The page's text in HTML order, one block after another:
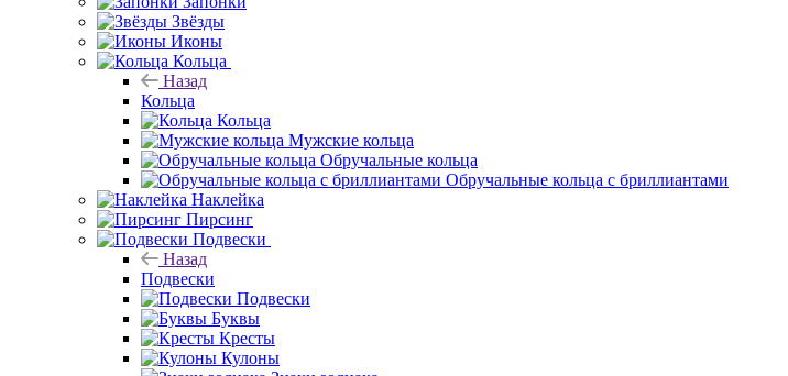
Звёзды
Иконы
Кольца
Назад
Кольца
Кольца
Мужские кольца
Обручальные кольца
Обручальные кольца с бриллиантами
Наклейка
Пирсинг
Подвески
Назад
Подвески
Подвески
Буквы
Кресты
Кулоны